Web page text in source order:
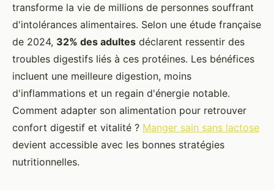
transforme la vie de millions de personnes souffrant
d'intolérances alimentaires. Selon une étude française
de 2024, 32% des adultes déclarent ressentir des
troubles digestifs liés à ces protéines. Les bénéfices
incluent une meilleure digestion, moins
d'inflammations et un regain d'énergie notable.
Comment adapter son alimentation pour retrouver
confort digestif et vitalité ? Manger sain sans lactose
devient accessible avec les bonnes stratégies
nutritionnelles.